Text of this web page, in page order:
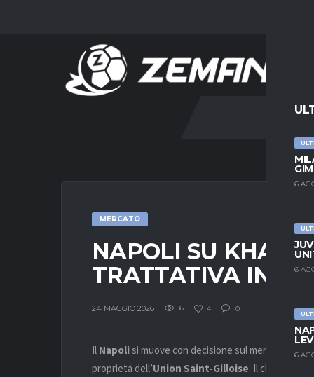
6
6
6
MERCATO
NAPOLI SU
TRATTATIVA IN
24 MAGGIO 2026 6 4 0
IlNapolisi muove con decisione sul mercato e
proprietà dell’Union Saint-Gilloise. Il club